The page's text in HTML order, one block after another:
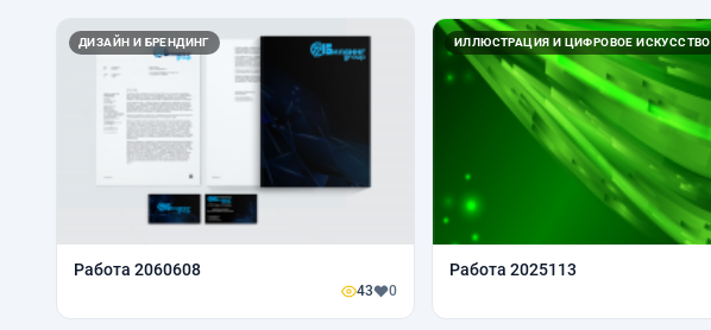
ДИЗАЙН И БРЕНДИНГ
Работа 2060608
43 0
ИЛЛЮСТРАЦИЯ И ЦИФРОВОЕ ИСКУССТВО
Работа 2025113